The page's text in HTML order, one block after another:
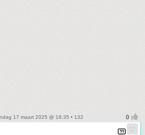
17 maart 2025 @ 18:35 • 132